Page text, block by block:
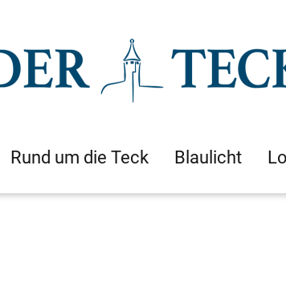
Rund um die Teck Blaulicht